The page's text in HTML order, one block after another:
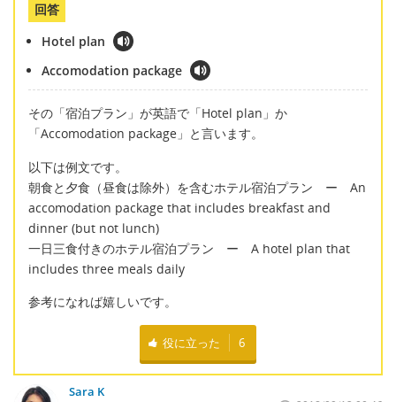
回答
Hotel plan
Accomodation package
その「宿泊プラン」が英語で「Hotel plan」か
「Accomodation package」と言います。
以下は例文です。
朝食と夕食（昼食は除外）を含むホテル宿泊プラン ー An
accomodation package that includes breakfast and
dinner (but not lunch)
一日三食付きのホテル宿泊プラン ー A hotel plan that
includes three meals daily
参考になれば嬉しいです。
役に立った 6
Sara K